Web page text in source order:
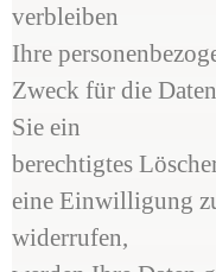
verbleiben
Ihre
Zweck für die
Sie ein
berechtigtes
eine Einwilligung
widerrufen,